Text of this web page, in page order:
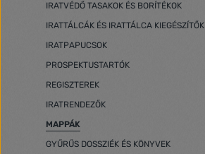
IRATVÉDŐ TASAKOK ÉS BORÍTÉKOK
IRATTÁLCÁK ÉS IRATTÁLCA KIEGÉSZÍTŐK
IRATPAPUCSOK
PROSPEKTUSTARTÓK
REGISZTEREK
IRATRENDEZŐK
MAPPÁK
GYŰRŰS DOSSZIÉK ÉS KÖNYVEK